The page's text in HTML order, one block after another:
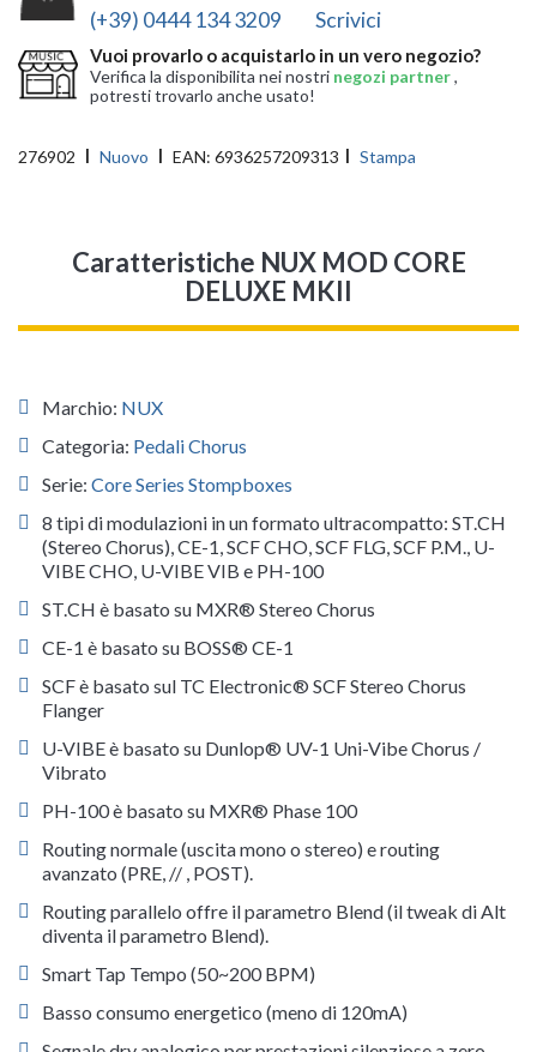
(+39) 0444 134 3209 Scrivici
Vuoi provarlo o acquistarlo in un vero negozio?
Verifica la disponibilita nei nostri negozi partner,
potresti trovarlo anche usato!
276902 Nuovo EAN: 6936257209313 Stampa
Caratteristiche NUX MOD CORE
DELUXE MKII
Marchio: NUX
Categoria: Pedali Chorus
Serie: Core Series Stompboxes
8 tipi di modulazioni in un formato ultracompatto: ST.CH
(Stereo Chorus), CE-1, SCF CHO, SCF FLG, SCF P.M., U-
VIBE CHO, U-VIBE VIB e PH-100
ST.CH è basato su MXR® Stereo Chorus
CE-1 è basato su BOSS® CE-1
SCF è basato sul TC Electronic® SCF Stereo Chorus
Flanger
U-VIBE è basato su Dunlop® UV-1 Uni-Vibe Chorus /
Vibrato
PH-100 è basato su MXR® Phase 100
Routing normale (uscita mono o stereo) e routing
avanzato (PRE, // , POST).
Routing parallelo offre il parametro Blend (il tweak di Alt
diventa il parametro Blend).
Smart Tap Tempo (50~200 BPM)
Basso consumo energetico (meno di 120mA)